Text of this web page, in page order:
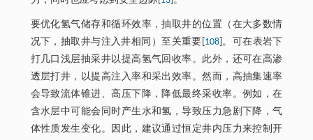
要优化氢气储存和循环效率，抽取井的位置（在大多数情
况下，抽取井与注入井相同）至关重要[ 108]。可在表岩下
打几口浅层抽采井以提高氢气回收率。此外，还可在高渗
透层打井，以提高注入率和采出效率。然而，高抽集速率
会导致流体锥进、高压下降，降低最终采收率。例如，在
含水层中可能会同时产生水和氢，导致压力急剧下降，气
体性质发生变化。因此，建议通过恒定井内压力来控制开